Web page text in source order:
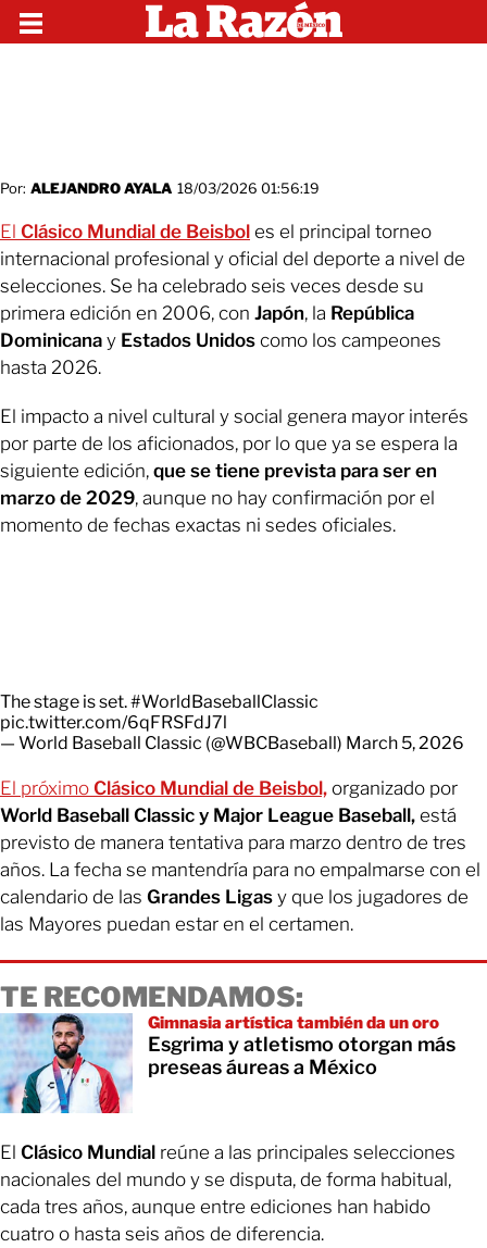
Por: ALEJANDRO AYALA 18/03/2026 01:56:19
El Clásico Mundial de Beisbol es el principal torneo
internacional profesional y oficial del deporte a nivel de
selecciones. Se ha celebrado seis veces desde su
primera edición en 2006, con Japón, la República
Dominicana y Estados Unidos como los campeones
hasta 2026.
El impacto a nivel cultural y social genera mayor interés
por parte de los aficionados, por lo que ya se espera la
siguiente edición, que se tiene prevista para ser en
marzo de 2029, aunque no hay confirmación por el
momento de fechas exactas ni sedes oficiales.
The stage is set.#WorldBaseballClassic
pic.twitter.com/6qFRSFdJ7l
— World Baseball Classic (@WBCBaseball) March 5, 2026
El próximo Clásico Mundial de Beisbol, organizado por
World Baseball Classic y Major League Baseball, está
previsto de manera tentativa para marzo dentro de tres
años. La fecha se mantendría para no empalmarse con el
calendario de las Grandes Ligas y que los jugadores de
las Mayores puedan estar en el certamen.
TE RECOMENDAMOS:
Gimnasia artística también da un oro
Esgrima y atletismo otorgan más
preseas áureas a México
El Clásico Mundial reúne a las principales selecciones
nacionales del mundo y se disputa, de forma habitual,
cada tres años, aunque entre ediciones han habido
cuatro o hasta seis años de diferencia.